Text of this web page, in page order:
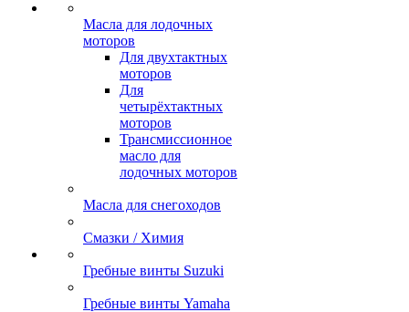
Масла для лодочных
моторов
Для двухтактных
моторов
Для
четырёхтактных
моторов
Трансмиссионное
масло для
лодочных моторов
Масла для снегоходов
Смазки / Химия
Гребные винты Suzuki
Гребные винты Yamaha